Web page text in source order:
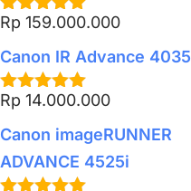
Rated5.00
Rp 159.000.000
Canon IR Advance 4035
Rated5.00
Rp 14.000.000
Canon imageRUNNER
ADVANCE 4525i